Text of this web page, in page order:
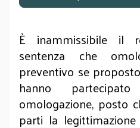
È inammissibile il
sentenza che
preventivo se
hanno
omologazione, posto
parti la